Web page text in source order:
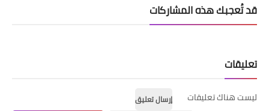
قد تُعجبك هذه المشاركات
تعليقات
ليست هناك تعليقات
إرسال تعليق